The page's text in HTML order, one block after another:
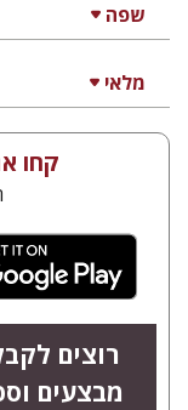
שפה
מלאי
קחו
רוצים
מבצעים